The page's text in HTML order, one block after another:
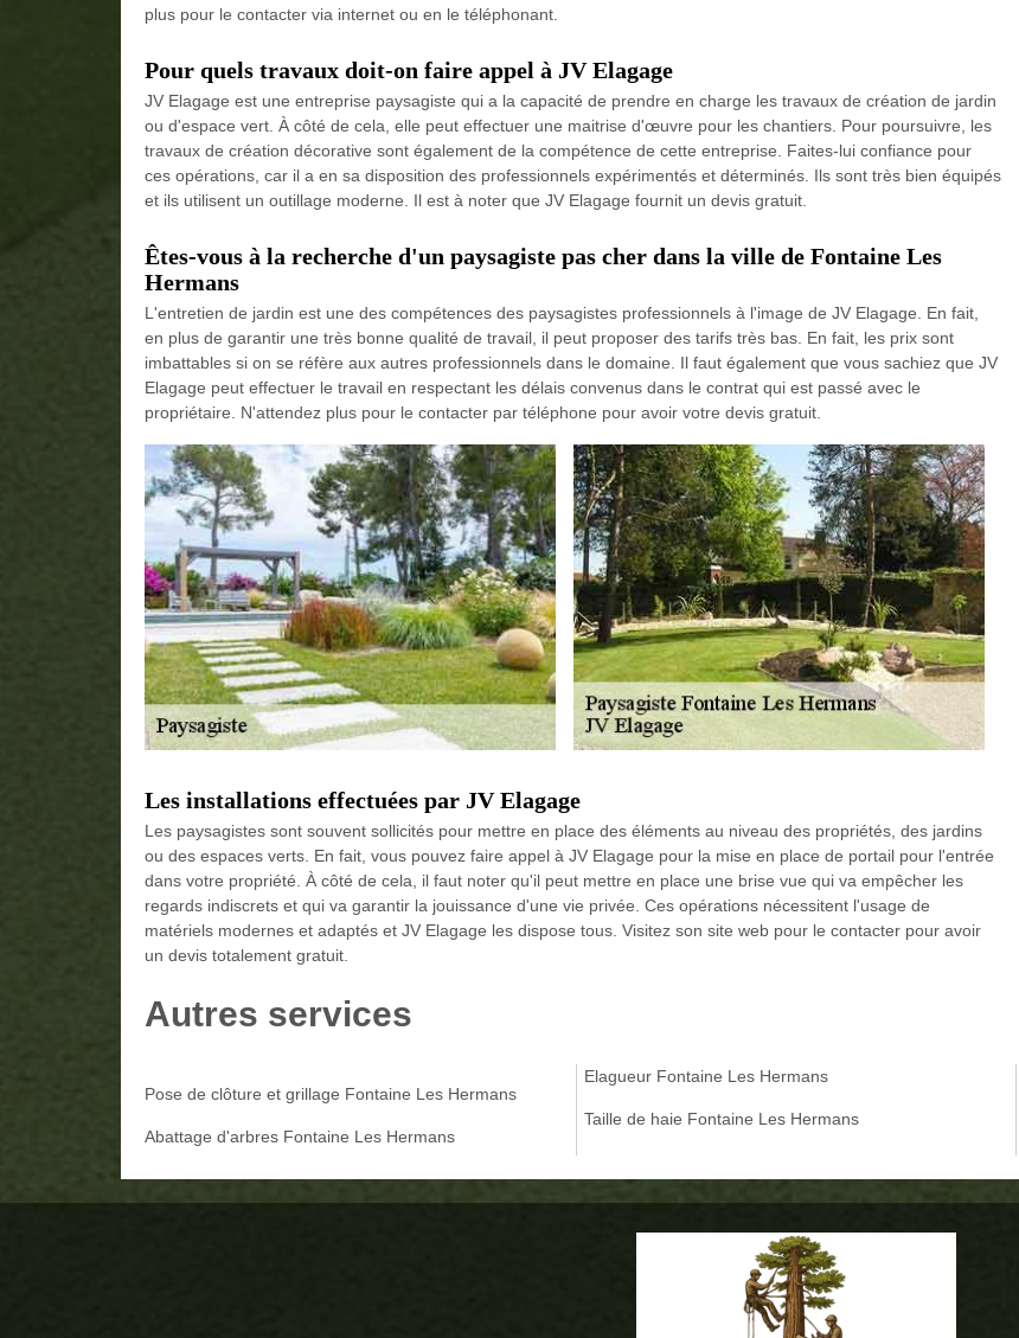
plus pour le contacter via internet ou en le téléphonant.
Pour quels travaux doit-on faire appel à JV Elagage
JV Elagage est une entreprise paysagiste qui a la capacité de prendre en charge les travaux de création de jardin
ou d'espace vert. À côté de cela, elle peut effectuer une maitrise d'œuvre pour les chantiers. Pour poursuivre, les
travaux de création décorative sont également de la compétence de cette entreprise. Faites-lui confiance pour
ces opérations, car il a en sa disposition des professionnels expérimentés et déterminés. Ils sont très bien équipés
et ils utilisent un outillage moderne. Il est à noter que JV Elagage fournit un devis gratuit.
Êtes-vous à la recherche d'un paysagiste pas cher dans la ville de Fontaine Les
Hermans
L'entretien de jardin est une des compétences des paysagistes professionnels à l'image de JV Elagage. En fait,
en plus de garantir une très bonne qualité de travail, il peut proposer des tarifs très bas. En fait, les prix sont
imbattables si on se réfère aux autres professionnels dans le domaine. Il faut également que vous sachiez que JV
Elagage peut effectuer le travail en respectant les délais convenus dans le contrat qui est passé avec le
propriétaire. N'attendez plus pour le contacter par téléphone pour avoir votre devis gratuit.
Les installations effectuées par JV Elagage
Les paysagistes sont souvent sollicités pour mettre en place des éléments au niveau des propriétés, des jardins
ou des espaces verts. En fait, vous pouvez faire appel à JV Elagage pour la mise en place de portail pour l'entrée
dans votre propriété. À côté de cela, il faut noter qu'il peut mettre en place une brise vue qui va empêcher les
regards indiscrets et qui va garantir la jouissance d'une vie privée. Ces opérations nécessitent l'usage de
matériels modernes et adaptés et JV Elagage les dispose tous. Visitez son site web pour le contacter pour avoir
un devis totalement gratuit.
Autres services
Pose de clôture et grillage Fontaine Les Hermans
Abattage d'arbres Fontaine Les Hermans
Elagueur Fontaine Les Hermans
Taille de haie Fontaine Les Hermans